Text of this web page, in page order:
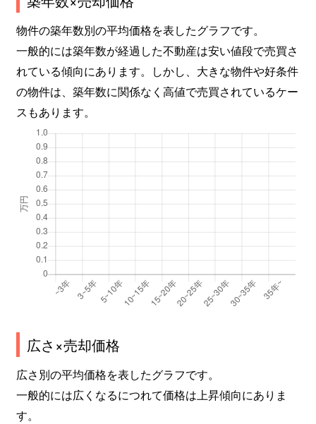
物件の築年数別の平均価格を表したグラフです。
一般的には築年数が経過した不動産は安い値段で売買さ
れている傾向にあります。しかし、大きな物件や好条件
の物件は、築年数に関係なく高値で売買されているケー
スもあります。
広さ×売却価格
広さ別の平均価格を表したグラフです。
一般的には広くなるにつれて価格は上昇傾向にありま
す。